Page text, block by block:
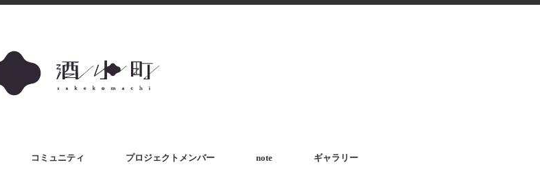
コミュニティ プロジェクトメンバー note ギャラリー